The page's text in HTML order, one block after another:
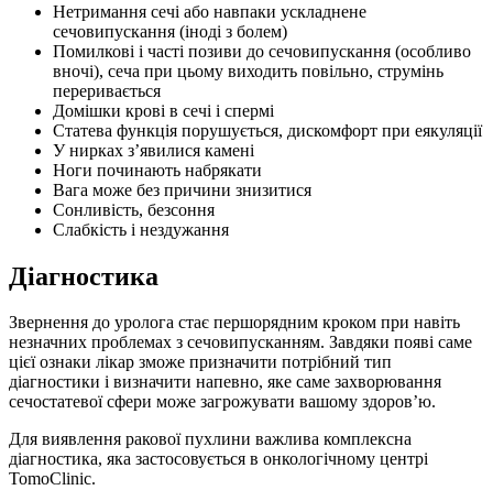
Нетримання сечі або навпаки ускладнене
сечовипускання (іноді з болем)
Помилкові і часті позиви до сечовипускання (особливо
вночі), сеча при цьому виходить повільно, струмінь
переривається
Домішки крові в сечі і спермі
Статева функція порушується, дискомфорт при еякуляції
У нирках з’явилися камені
Ноги починають набрякати
Вага може без причини знизитися
Сонливість, безсоння
Слабкість і нездужання
Діагностика
Звернення до уролога стає першорядним кроком при навіть
незначних проблемах з сечовипусканням. Завдяки появі саме
цієї ознаки лікар зможе призначити потрібний тип
діагностики і визначити напевно, яке саме захворювання
сечостатевої сфери може загрожувати вашому здоров’ю.
Для виявлення ракової пухлини важлива комплексна
діагностика, яка застосовується в онкологічному центрі
TomoClinic.